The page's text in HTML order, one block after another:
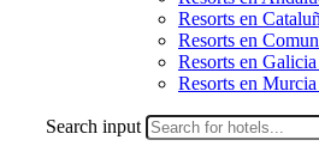
Resorts en
Resorts en
Resorts en
Resorts en
Search input